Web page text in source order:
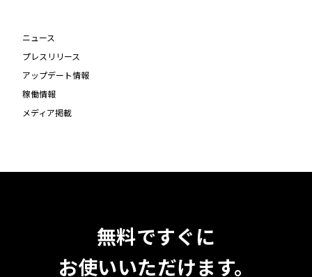
ニュース
プレスリリース
アップデート情報
稼働情報
メディア掲載
無料ですぐに
お使いいただけます。